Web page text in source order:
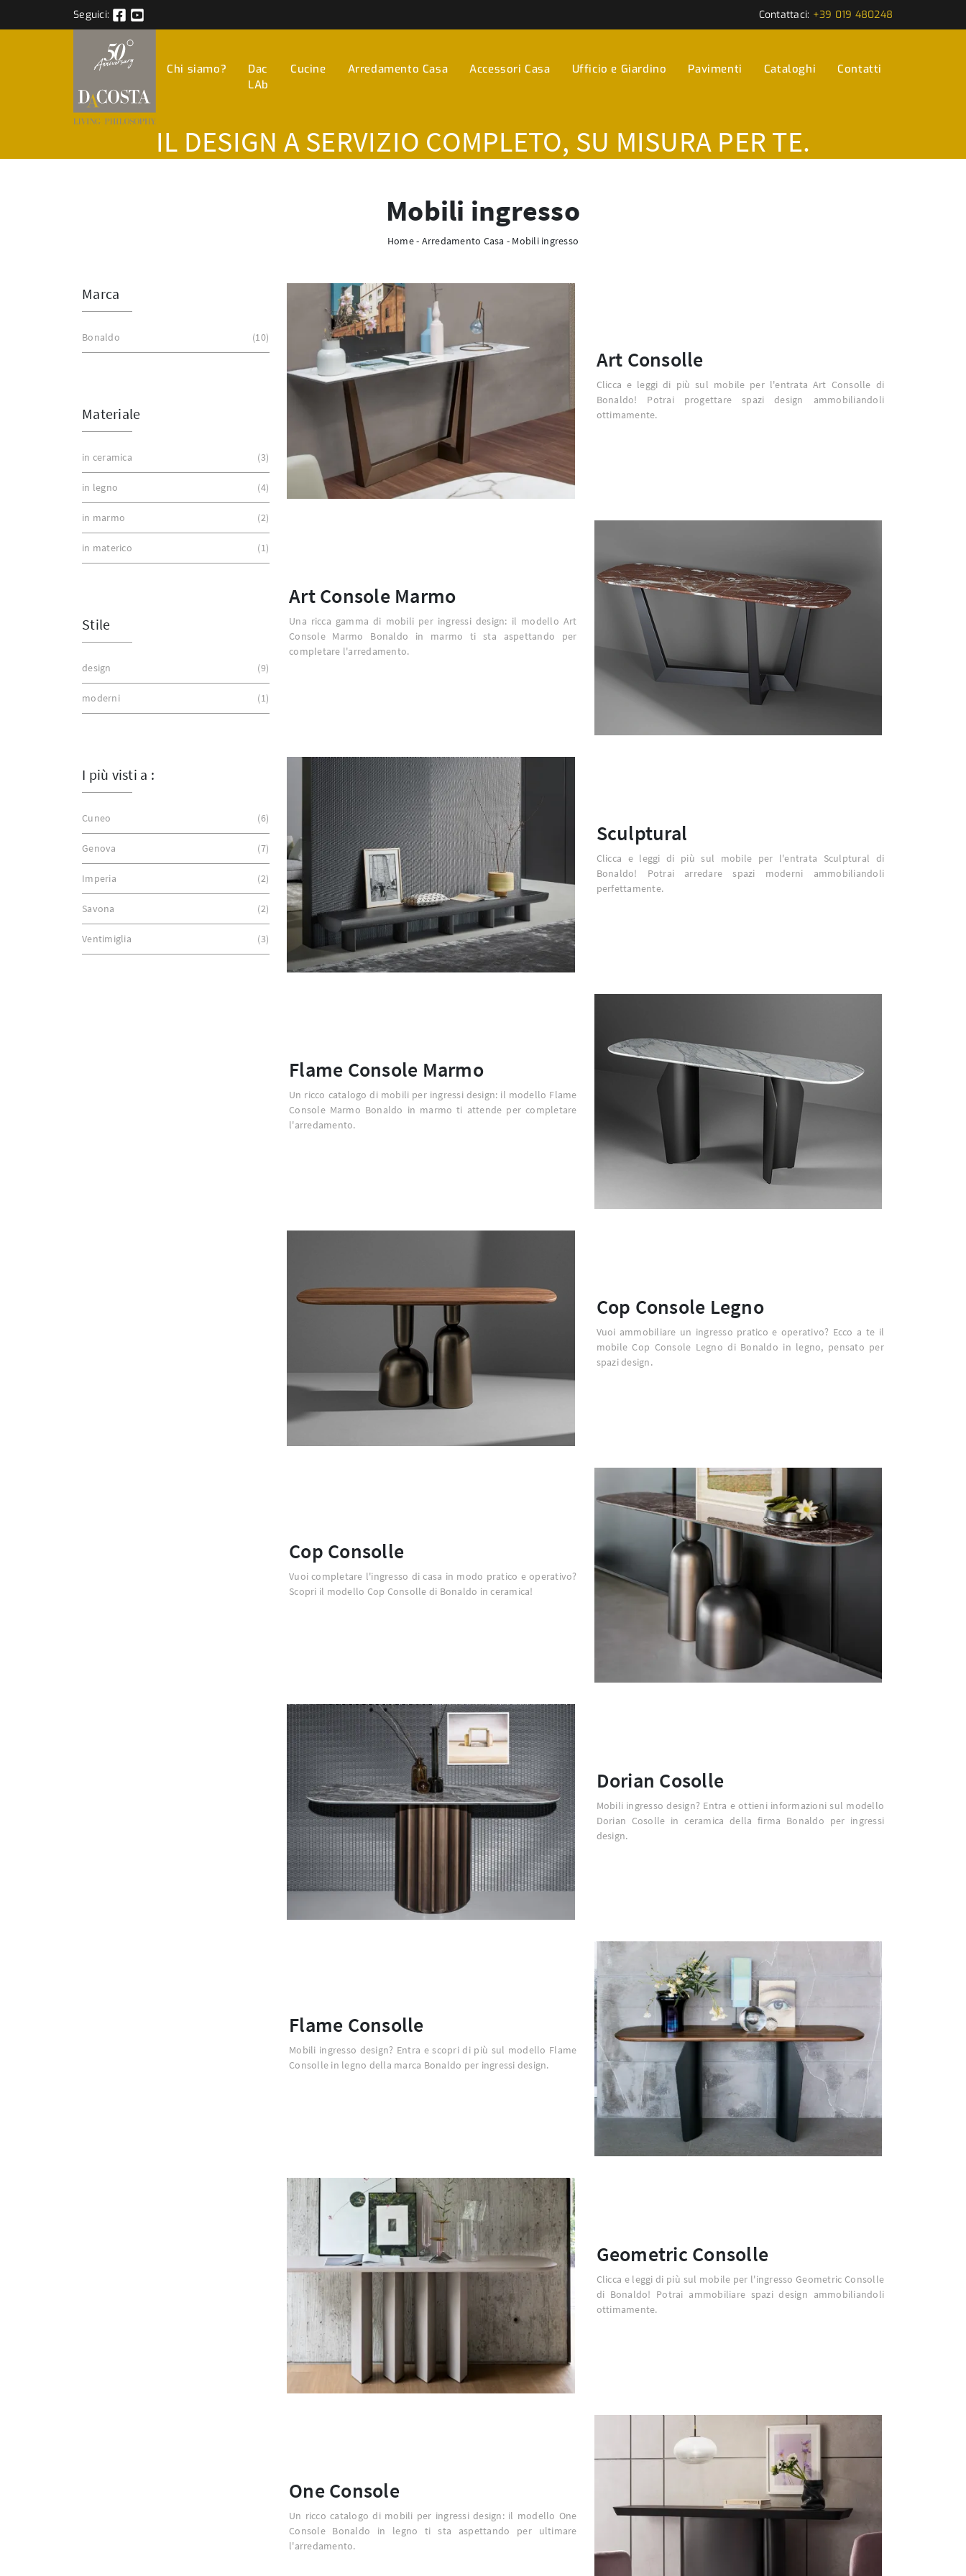
Seguici: Contattaci: +39 019 480248
Chi siamo?
Dac
LAb
Cucine Arredamento Casa Accessori Casa Ufficio e Giardino Pavimenti Cataloghi Contatti
IL DESIGN A SERVIZIO COMPLETO, SU MISURA PER TE.
Mobili ingresso
Home- Arredamento Casa - Mobili ingresso
Art Consolle
Clicca e leggi di più sul mobile per l'entrata Art Consolle di
Bonaldo! Potrai progettare spazi design ammobiliandoli
ottimamente.
Art Console Marmo
Una ricca gamma di mobili per ingressi design: il modello Art
Console Marmo Bonaldo in marmo ti sta aspettando per
completare l'arredamento.
Sculptural
Clicca e leggi di più sul mobile per l'entrata Sculptural di
Bonaldo! Potrai arredare spazi moderni ammobiliandoli
perfettamente.
Flame Console Marmo
Un ricco catalogo di mobili per ingressi design: il modello Flame
Console Marmo Bonaldo in marmo ti attende per completare
l'arredamento.
Cop Console Legno
Vuoi ammobiliare un ingresso pratico e operativo? Ecco a te il
mobile Cop Console Legno di Bonaldo in legno, pensato per
spazi design.
Cop Consolle
Vuoi completare l'ingresso di casa in modo pratico e operativo?
Scopri il modello Cop Consolle di Bonaldo in ceramica!
Dorian Cosolle
Mobili ingresso design? Entra e ottieni informazioni sul modello
Dorian Cosolle in ceramica della firma Bonaldo per ingressi
design.
Flame Consolle
Mobili ingresso design? Entra e scopri di più sul modello Flame
Consolle in legno della marca Bonaldo per ingressi design.
Geometric Consolle
Clicca e leggi di più sul mobile per l'ingresso Geometric Consolle
di Bonaldo! Potrai ammobiliare spazi design ammobiliandoli
ottimamente.
One Console
Un ricco catalogo di mobili per ingressi design: il modello One
Console Bonaldo in legno ti sta aspettando per ultimare
l'arredamento.
Marca
Bonaldo 10
Materiale
in ceramica 3
in legno 4
in marmo 2
in materico 1
Stile
design 9
moderni 1
I più visti a :
Cuneo 6
Genova 7
Imperia 2
Savona 2
Ventimiglia 3